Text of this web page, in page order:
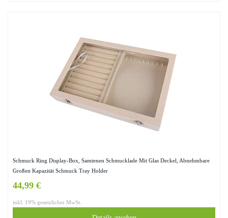
Schmuck Ring Display-Box, Samtenen Schmucklade Mit Glas Deckel, Abnehmbare
Großen Kapazität Schmuck Tray Holder
44,99 €
inkl. 19% gesetzlicher MwSt.